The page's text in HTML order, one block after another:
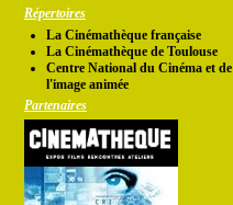
Répertoires
La Cinémathèque française
La Cinémathèque de Toulouse
Centre National du Cinéma et de
l'image animée
Partenaires